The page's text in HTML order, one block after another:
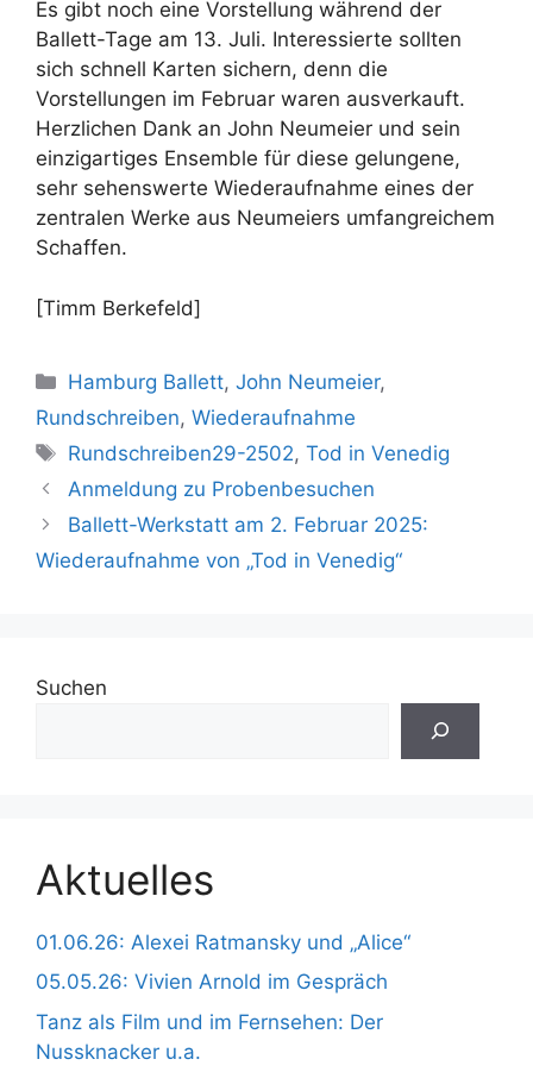
Es gibt noch eine Vorstellung während der
Ballett-Tage am 13. Juli. Interessierte sollten
sich schnell Karten sichern, denn die
Vorstellungen im Februar waren ausverkauft.
Herzlichen Dank an John Neumeier und sein
einzigartiges Ensemble für diese gelungene,
sehr sehenswerte Wiederaufnahme eines der
zentralen Werke aus Neumeiers umfangreichem
Schaffen.
[Timm Berkefeld]
Kategorien
Hamburg Ballett,John Neumeier,
Rundschreiben, Wiederaufnahme
Schlagwörter
Rundschreiben29-2502,Tod in Venedig
Anmeldung zu Probenbesuchen
Ballett-Werkstatt am 2. Februar 2025:
Wiederaufnahme von „Tod in Venedig“
Suchen
Aktuelles
01.06.26: Alexei Ratmansky und „Alice“
05.05.26: Vivien Arnold im Gespräch
Tanz als Film und im Fernsehen: Der
Nussknacker u.a.